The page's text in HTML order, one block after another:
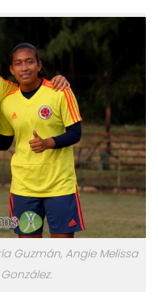
Guzmán, Angie Melissa